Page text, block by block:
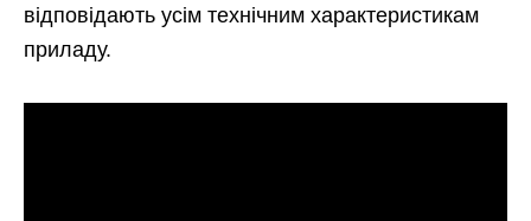
відповідають усім технічним характеристикам
приладу.